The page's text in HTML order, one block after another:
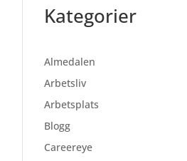
Kategorier
Almedalen
Arbetsliv
Arbetsplats
Blogg
Careereye